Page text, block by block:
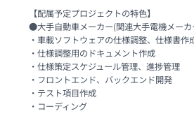
【配属予定プロジェクトの特色】
●大手自動車メーカー(関連大手電機メー
・車載ソフトウェアの仕様調整、仕様書作
・仕様調整用のドキュメント作成
・仕様策定スケジュール管理、進捗管理
・フロントエンド、バックエンド開発
・テスト項目作成
・コーディング